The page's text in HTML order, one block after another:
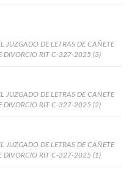
JUZGADO DE LETRAS DE CAÑETE
DIVORCIO RIT C-327-2025 (3)
JUZGADO DE LETRAS DE CAÑETE
DIVORCIO RIT C-327-2025 (2)
JUZGADO DE LETRAS DE CAÑETE
DIVORCIO RIT C-327-2025 (1)